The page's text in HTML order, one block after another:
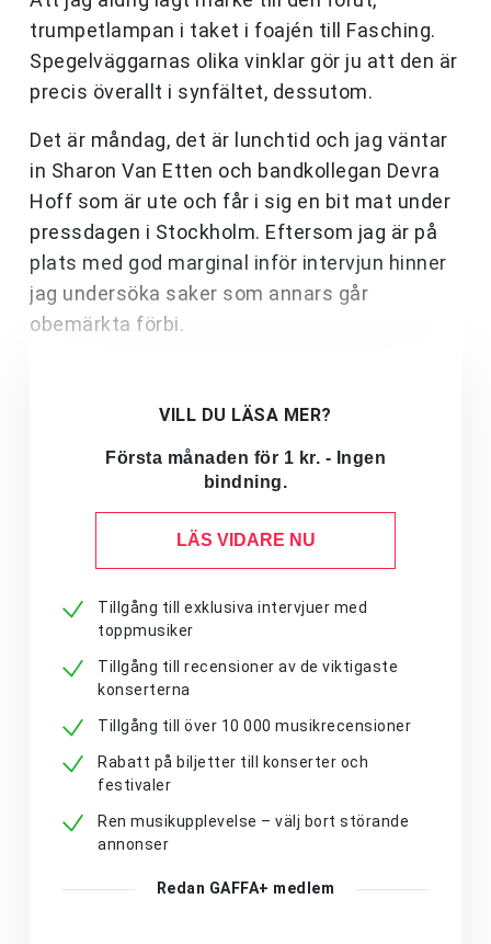
trumpetlampan i taket i foajén till Fasching.
Spegelväggarnas olika vinklar gör ju att den är
precis överallt i synfältet, dessutom.
Det är måndag, det är lunchtid och jag väntar
in Sharon Van Etten och bandkollegan Devra
Hoff som är ute och får i sig en bit mat under
pressdagen i Stockholm. Eftersom jag är på
plats med god marginal inför intervjun hinner
jag undersöka saker som annars går
obemärkta förbi.
VILL DU LÄSA MER?
Första månaden för 1 kr. - Ingen
bindning.
LÄS VIDARE NU
Tillgång till exklusiva intervjuer med
toppmusiker
Tillgång till recensioner av de viktigaste
konserterna
Tillgång till över 10 000 musikrecensioner
Rabatt på biljetter till konserter och
festivaler
Ren musikupplevelse – välj bort störande
annonser
Redan GAFFA+ medlem